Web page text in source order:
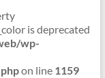
is deprecated
wp-
on line 1159